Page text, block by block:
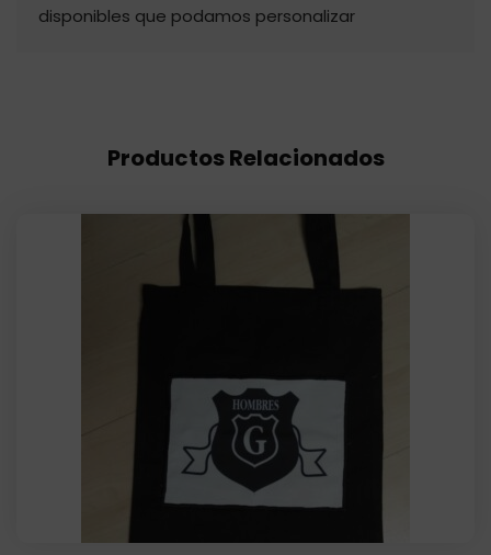
disponibles que podamos personalizar
Productos Relacionados